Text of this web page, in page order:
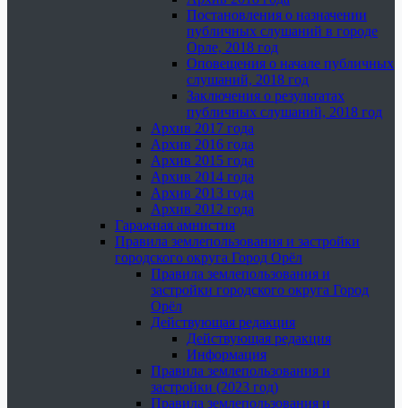
Постановления о назначении
публичных слушаний в городе
Орле, 2018 год
Оповещения о начале публичных
слушаний, 2018 год
Заключения о результатах
публичных слушаний, 2018 год
Архив 2017 года
Архив 2016 года
Архив 2015 года
Архив 2014 года
Архив 2013 года
Архив 2012 года
Гаражная амнистия
Правила землепользования и застройки
городского округа Город Орёл
Правила землепользования и
застройки городского округа Город
Орёл
Действующая редакция
Действующая редакция
Информация
Правила землепользования и
застройки (2023 год)
Правила землепользования и